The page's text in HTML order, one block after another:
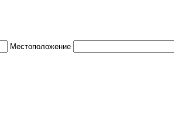
Местоположение